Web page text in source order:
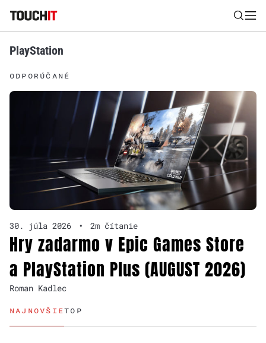
Recenzie Videá Tipy, triky, návody
Výsledky vyhľadávania
Zadajte frázu pre vyhľadanie
PlayStation
ODPORÚČANÉ
30. júla 2026 • 2m čítanie
Hry zadarmo v Epic Games Store
a PlayStation Plus (AUGUST 2026)
Roman Kadlec
NAJNOVŠIETOP